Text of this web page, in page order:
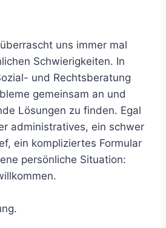
uns immer mal
Schwierigkeiten. In
und Rechtsberatung
gemeinsam an und
Lösungen zu finden. Egal
administratives, ein schwer
ein kompliziertes Formular
persönliche Situation: